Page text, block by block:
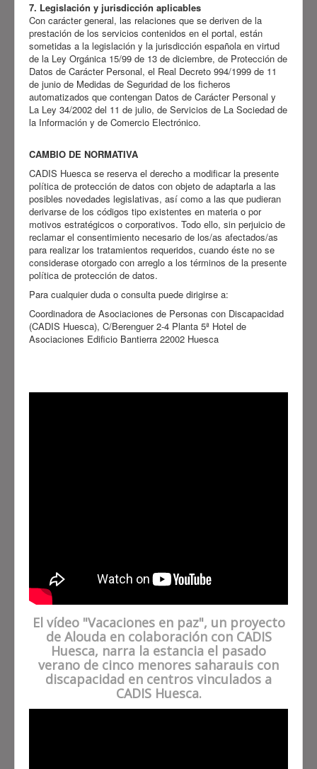
7. Legislación y jurisdicción aplicables
Con carácter general, las relaciones que se deriven de la
prestación de los servicios contenidos en el portal, están
sometidas a la legislación y la jurisdicción española en virtud
de la Ley Orgánica 15/99 de 13 de diciembre, de Protección de
Datos de Carácter Personal, el Real Decreto 994/1999 de 11
de junio de Medidas de Seguridad de los ficheros
automatizados que contengan Datos de Carácter Personal y
La Ley 34/2002 del 11 de julio, de Servicios de La Sociedad de
la Información y de Comercio Electrónico.
CAMBIO DE NORMATIVA
CADIS Huesca se reserva el derecho a modificar la presente
política de protección de datos con objeto de adaptarla a las
posibles novedades legislativas, así como a las que pudieran
derivarse de los códigos tipo existentes en materia o por
motivos estratégicos o corporativos. Todo ello, sin perjuicio de
reclamar el consentimiento necesario de los/as afectados/as
para realizar los tratamientos requeridos, cuando éste no se
considerase otorgado con arreglo a los términos de la presente
política de protección de datos.
Para cualquier duda o consulta puede dirigirse a:
Coordinadora de Asociaciones de Personas con Discapacidad
(CADIS Huesca), C/Berenguer 2-4 Planta 5ª Hotel de
Asociaciones Edificio Bantierra 22002 Huesca
El vídeo "Vacaciones en paz", un proyecto
de Alouda en colaboración con CADIS
Huesca, narra la estancia el pasado
verano de cinco menores saharauis con
discapacidad en centros vinculados a
CADIS Huesca.